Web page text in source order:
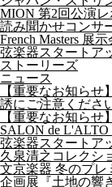
MION 第2回公演レ
読み聞かせコンサ
French Masters 展
弦楽器スタートア
ストーリーズ
ニュース
【重要なお知ら
誘にご注意くださ
【重要なお知らせ
SALON de
弦楽器スタートア
久泉清之コレクシ
文京楽器 冬のプレ
企画展『土地の響